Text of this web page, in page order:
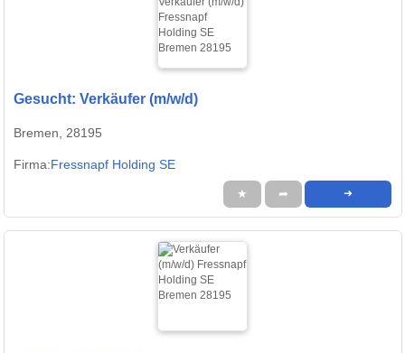
Gesucht: Verkäufer (m/w/d)
Bremen, 28195
Firma:Fressnapf Holding SE
★ ➦ ➜